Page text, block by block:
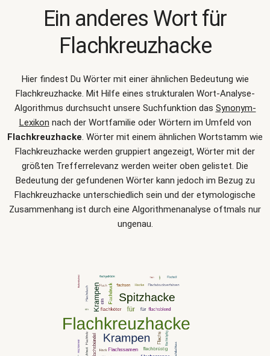
Ein anderes Wort für
Flachkreuzhacke
Hier findest Du Wörter mit einer ähnlichen Bedeutung wie
Flachkreuzhacke. Mit Hilfe eines strukturalen Wort-Analyse-
Algorithmus durchsucht unsere Suchfunktion das Synonym-
Lexikon nach der Wortfamilie oder Wörtern im Umfeld von
Flachkreuzhacke. Wörter mit einem ähnlichen Wortstamm wie
Flachkreuzhacke werden gruppiert angezeigt, Wörter mit der
größten Trefferrelevanz werden weiter oben gelistet. Die
Bedeutung der gefundenen Wörter kann jedoch im Bezug zu
Flachkreuzhacke unterschiedlich sein und der etymologische
Zusammenhang ist durch eine Algorithmenanalyse oftmals nur
ungenau.